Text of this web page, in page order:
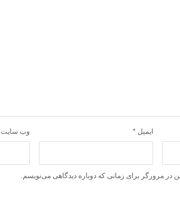
ایمیل * وب‌ سایت
در مرورگر برای زمانی که دوباره دیدگاهی می‌نویسم.